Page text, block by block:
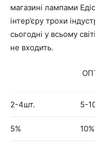
магазині лампами
інтер’єру трохи
сьогодні у всьому
не входить.
2-4шт. 5-
5% 10%